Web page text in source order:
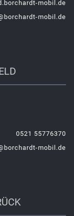
mobil.de
mobil.de
0521 55776370
mobil.de